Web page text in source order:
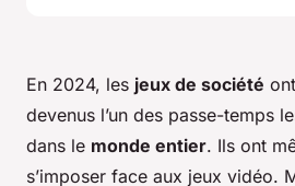
En 2024, les jeux de société
devenus l’un des passe-temps
dans le monde entier. Ils ont
s’imposer face aux jeux vidéo.